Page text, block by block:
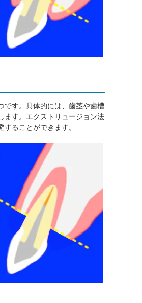
です。具体的には、歯茎や歯槽
ます。エクストリュージョン法
ることができます。